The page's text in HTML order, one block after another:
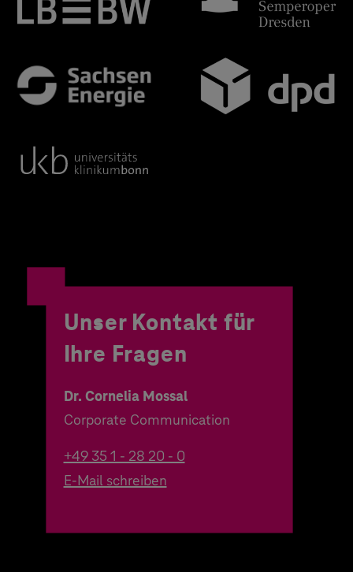
Unser Kontakt für
Ihre Fragen
Dr. Cornelia Mossal
Corporate Communication
+49 35 1 - 28 20 - 0
E-Mail schreiben